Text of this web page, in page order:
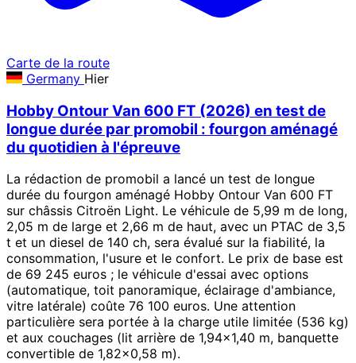
Carte de la route
Germany Hier
Hobby Ontour Van 600 FT (2026) en test de
longue durée par promobil : fourgon aménagé
du quotidien à l'épreuve
La rédaction de promobil a lancé un test de longue
durée du fourgon aménagé Hobby Ontour Van 600 FT
sur châssis Citroën Light. Le véhicule de 5,99 m de long,
2,05 m de large et 2,66 m de haut, avec un PTAC de 3,5
t et un diesel de 140 ch, sera évalué sur la fiabilité, la
consommation, l'usure et le confort. Le prix de base est
de 69 245 euros ; le véhicule d'essai avec options
(automatique, toit panoramique, éclairage d'ambiance,
vitre latérale) coûte 76 100 euros. Une attention
particulière sera portée à la charge utile limitée (536 kg)
et aux couchages (lit arrière de 1,94×1,40 m, banquette
convertible de 1,82×0,58 m).